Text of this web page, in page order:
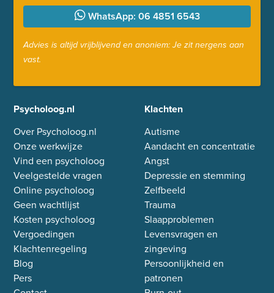
WhatsApp: 06 4851 6543
Advies is altijd vrijblijvend en anoniem: Je zit nergens aan
vast.
Psycholoog.nl
Over Psycholoog.nl
Onze werkwijze
Vind een psycholoog
Veelgestelde vragen
Online psycholoog
Geen wachtlijst
Kosten psycholoog
Vergoedingen
Klachtenregeling
Blog
Pers
Klachten
Autisme
Aandacht en concentratie
Angst
Depressie en stemming
Zelfbeeld
Trauma
Slaapproblemen
Levensvragen en
zingeving
Persoonlijkheid en
patronen